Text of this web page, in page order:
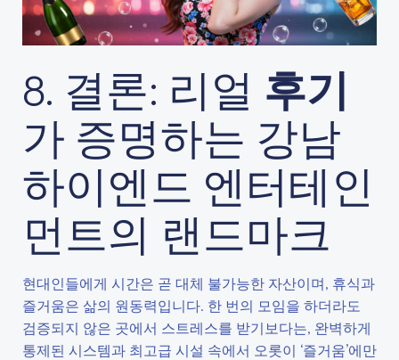
8. 결론: 리얼 후기
가 증명하는 강남
하이엔드 엔터테인
먼트의 랜드마크
현대인들에게 시간은 곧 대체 불가능한 자산이며, 휴식과
즐거움은 삶의 원동력입니다. 한 번의 모임을 하더라도
검증되지 않은 곳에서 스트레스를 받기보다는, 완벽하게
통제된 시스템과 최고급 시설 속에서 오롯이 ‘즐거움’에만